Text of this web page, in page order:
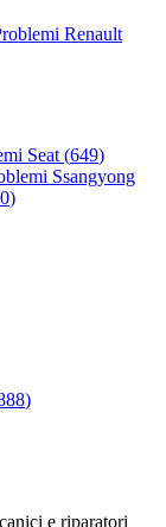
Renault
Seat (649)
Ssangyong
)
)